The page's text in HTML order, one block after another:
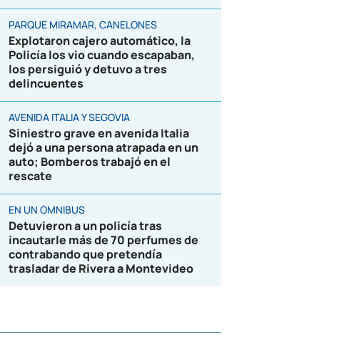
PARQUE MIRAMAR, CANELONES
Explotaron cajero automático, la
Policía los vio cuando escapaban,
los persiguió y detuvo a tres
delincuentes
AVENIDA ITALIA Y SEGOVIA
Siniestro grave en avenida Italia
dejó a una persona atrapada en un
auto; Bomberos trabajó en el
rescate
EN UN ÓMNIBUS
Detuvieron a un policía tras
incautarle más de 70 perfumes de
contrabando que pretendía
trasladar de Rivera a Montevideo